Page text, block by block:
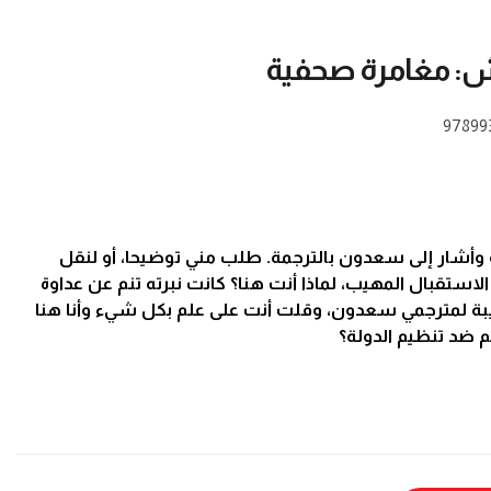
مغامرة صحفية
وأشار إلى سعدون بالترجمة. طلب مني توضيحا، أو لنقل
المهيب، لماذا أنت هنا؟ كانت نبرته تنم عن عداوة
لمترجمي سعدون، وقلت أنت على علم بكل شيء وأنا هنا
ضد تنظيم الدولة؟